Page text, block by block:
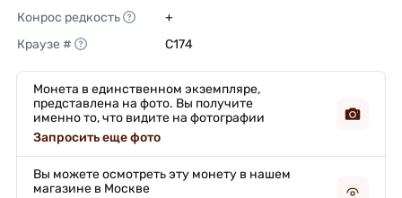
Конрос редкость
+
Краузе #
C174
Монета в единственном экземпляре,
представлена на фото. Вы получите
именно то, что видите на фотографии
Запросить еще фото
Вы можете осмотреть эту монету в нашем
магазине в Москве